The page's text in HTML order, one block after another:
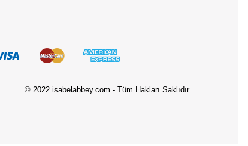
© 2022 isabelabbey.com - Tüm Hakları Saklıdır.